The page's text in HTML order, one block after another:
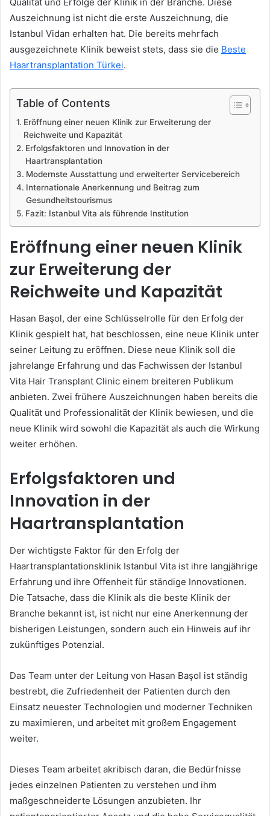
Auszeichnung ist nicht die erste Auszeichnung, die
Istanbul Vidan erhalten hat. Die bereits mehrfach
ausgezeichnete Klinik beweist stets, dass sie die Beste
Haartransplantation Türkei.
Table of Contents
Eröffnung einer neuen Klinik zur Erweiterung der
Reichweite und Kapazität
Erfolgsfaktoren und Innovation in der
Haartransplantation
Modernste Ausstattung und erweiterter Servicebereich
Internationale Anerkennung und Beitrag zum
Gesundheitstourismus
Fazit: Istanbul Vita als führende Institution
Eröffnung einer neuen Klinik
zur Erweiterung der
Reichweite und Kapazität
Hasan Başol, der eine Schlüsselrolle für den Erfolg der
Klinik gespielt hat, hat beschlossen, eine neue Klinik unter
seiner Leitung zu eröffnen. Diese neue Klinik soll die
jahrelange Erfahrung und das Fachwissen der Istanbul
Vita Hair Transplant Clinic einem breiteren Publikum
anbieten. Zwei frühere Auszeichnungen haben bereits die
Qualität und Professionalität der Klinik bewiesen, und die
neue Klinik wird sowohl die Kapazität als auch die Wirkung
weiter erhöhen.
Erfolgsfaktoren und
Innovation in der
Haartransplantation
Der wichtigste Faktor für den Erfolg der
Haartransplantationsklinik Istanbul Vita ist ihre langjährige
Erfahrung und ihre Offenheit für ständige Innovationen.
Die Tatsache, dass die Klinik als die beste Klinik der
Branche bekannt ist, ist nicht nur eine Anerkennung der
bisherigen Leistungen, sondern auch ein Hinweis auf ihr
zukünftiges Potenzial.
Das Team unter der Leitung von Hasan Başol ist ständig
bestrebt, die Zufriedenheit der Patienten durch den
Einsatz neuester Technologien und moderner Techniken
zu maximieren, und arbeitet mit großem Engagement
weiter.
Dieses Team arbeitet akribisch daran, die Bedürfnisse
jedes einzelnen Patienten zu verstehen und ihm
maßgeschneiderte Lösungen anzubieten. Ihr